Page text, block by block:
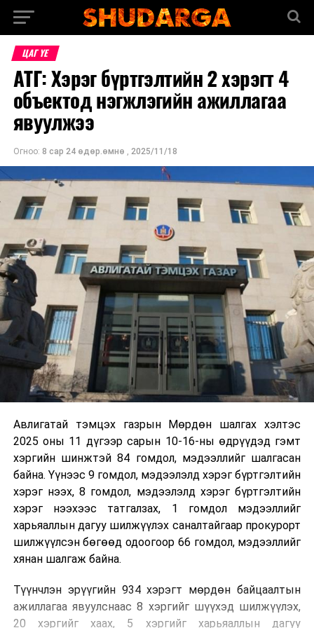
ЦАГ ҮЕ
АТГ: Хэрэг бүртгэлтийн 2 хэрэгт 4
объектод нэгжлэгийн ажиллагаа
явуулжээ
Огноо: 8 сар 24 өдөр.өмнө , 2025/11/18
Авлигатай тэмцэх газрын Мөрдөн шалгах хэлтэс
2025 оны 11 дүгээр сарын 10-16-ны өдрүүдэд гэмт
хэргийн шинжтэй 84 гомдол, мэдээллийг шалгасан
байна. Үүнээс 9 гомдол, мэдээлэлд хэрэг бүртгэлтийн
хэрэг нээх, 8 гомдол, мэдээлэлд хэрэг бүртгэлтийн
хэрэг нээхээс татгалзах, 1 гомдол мэдээллийг
харьяаллын дагуу шилжүүлэх саналтайгаар прокурорт
шилжүүлсэн бөгөөд одоогоор 66 гомдол, мэдээллийг
хянан шалгаж байна.
Түүнчлэн эрүүгийн 934 хэрэгт мөрдөн байцаалтын
ажиллагаа явуулснаас 8 хэргийг шүүхэд шилжүүлэх,
20 хэргийг хаах, 5 хэргийг харьяаллын дагуу